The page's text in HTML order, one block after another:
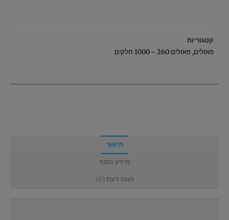
קטגוריות
פאזלים, פאזלים 260 - 1000 חלקים
תיאור
מידע נוסף
חוות דעת (0)